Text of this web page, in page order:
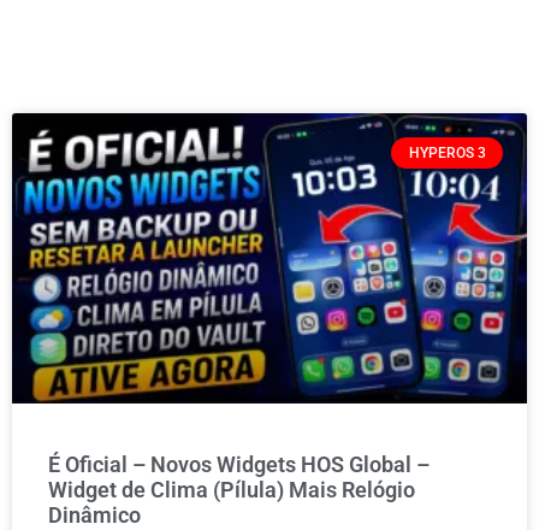
HYPEROS 3
É Oficial – Novos Widgets HOS Global –
Widget de Clima (Pílula) Mais Relógio
Dinâmico